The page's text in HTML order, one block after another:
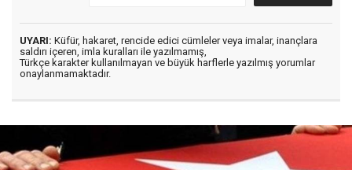
UYARI: Küfür, hakaret, rencide edici cümleler veya imalar, inançlara
saldırı içeren, imla kuralları ile yazılmamış,
Türkçe karakter kullanılmayan ve büyük harflerle yazılmış yorumlar
onaylanmamaktadır.